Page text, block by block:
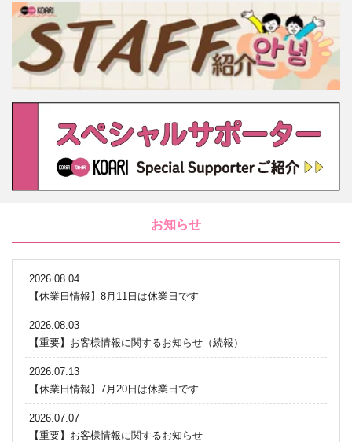
お知らせ
2026.08.04
【休業日情報】8月11日は休業日です
2026.08.03
【重要】お客様情報に関するお知らせ（続報）
2026.07.13
【休業日情報】7月20日は休業日です
2026.07.07
【重要】お客様情報に関するお知らせ